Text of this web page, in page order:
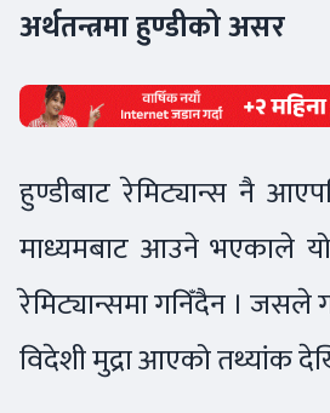
अर्थतन्त्रमा हुण्डीको असर
हुण्डीबाट रेमिट्यान्स नै
माध्यमबाट आउने भएकाले यो
रेमिट्यान्समा गनिँदैन । जसले
विदेशी मुद्रा आएको तथ्यांक